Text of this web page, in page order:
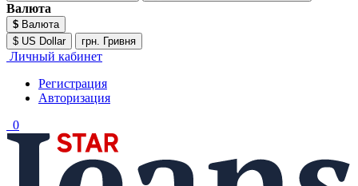
Валюта
$ Валюта
$ US Dollar
грн. Гривня
Личный кабинет
Регистрация
Авторизация
0